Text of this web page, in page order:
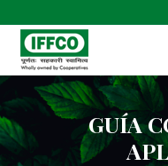
GUÍA